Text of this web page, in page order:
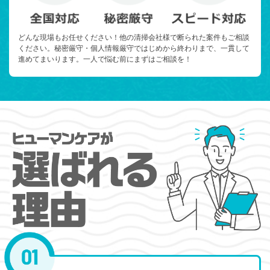
どんな現場もお任せください！他の清掃会社様で断られた案件もご相談
ください。秘密厳守・個人情報厳守ではじめから終わりまで、一貫して
進めてまいります。一人で悩む前にまずはご相談を！